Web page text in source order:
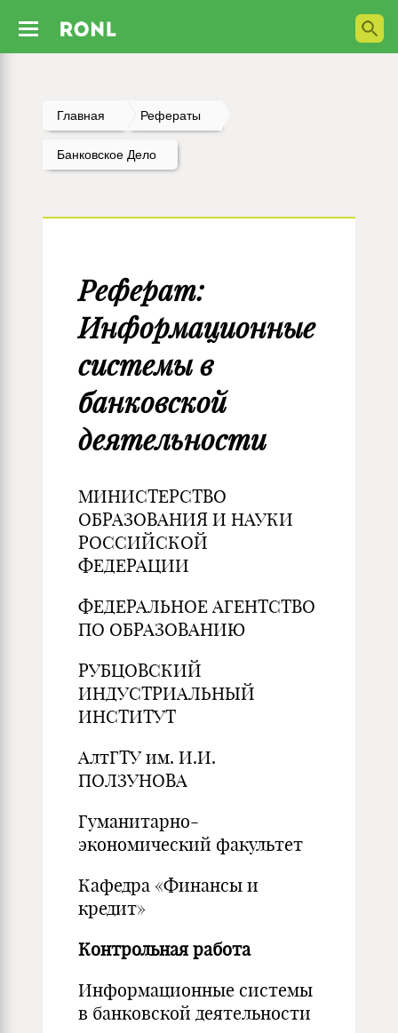
Главная Рефераты
Банковское Дело
Реферат:
Информационные
системы в
банковской
деятельности
МИНИСТЕРСТВО
ОБРАЗОВАНИЯ И НАУКИ
РОССИЙСКОЙ
ФЕДЕРАЦИИ
ФЕДЕРАЛЬНОЕ АГЕНТСТВО
ПО ОБРАЗОВАНИЮ
РУБЦОВСКИЙ
ИНДУСТРИАЛЬНЫЙ
ИНСТИТУТ
АлтГТУ им. И.И.
ПОЛЗУНОВА
Гуманитарно-
экономический факультет
Кафедра «Финансы и
кредит»
Контрольная работа
Информационные системы
в банковской деятельности